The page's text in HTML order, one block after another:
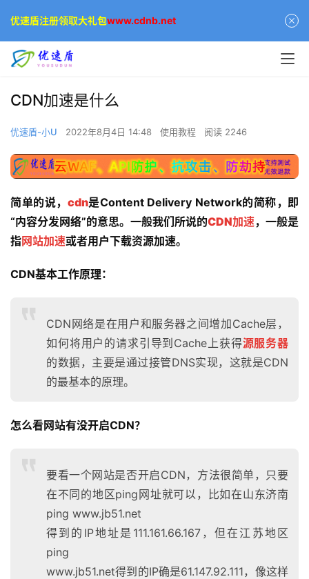
CDN加速是什么
优速盾-小U 2022年8月4日 14:48 使用教程 阅读 2246
简单的说， cdn是Content Delivery Network的简称，即
“内容分发网络”的意思。一般我们所说的CDN加速，一般是
指网站加速或者用户下载资源加速。
CDN基本工作原理：
CDN网络是在用户和服务器之间增加Cache层，
如何将用户的请求引导到Cache上获得源服务器
的数据，主要是通过接管DNS实现，这就是CDN
的最基本的原理。
怎么看网站有没开启CDN？
要看一个网站是否开启CDN，方法很简单，只要
在不同的地区ping网址就可以，比如在山东济南
ping www.jb51.net
得到的IP地址是111.161.66.167，但在江苏地区
ping
www.jb51.net得到的IP确是61.147.92.111，像这样
优速盾注册领取大礼包www.cdnb.net